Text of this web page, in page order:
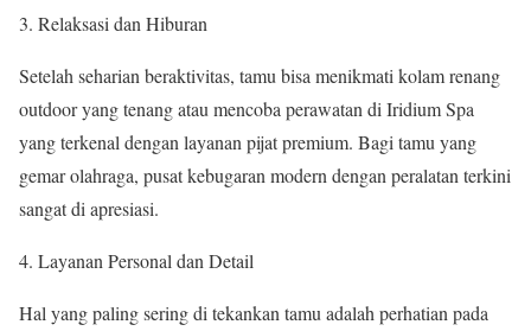
Relaksasi dan Hiburan
Setelah seharian beraktivitas, tamu bisa menikmati kolam renang
outdoor yang tenang atau mencoba perawatan di Iridium Spa
yang terkenal dengan layanan pijat premium. Bagi tamu yang
gemar olahraga, pusat kebugaran modern dengan peralatan terkini
sangat di apresiasi.
Layanan Personal dan Detail
Hal yang paling sering di tekankan tamu adalah perhatian pada